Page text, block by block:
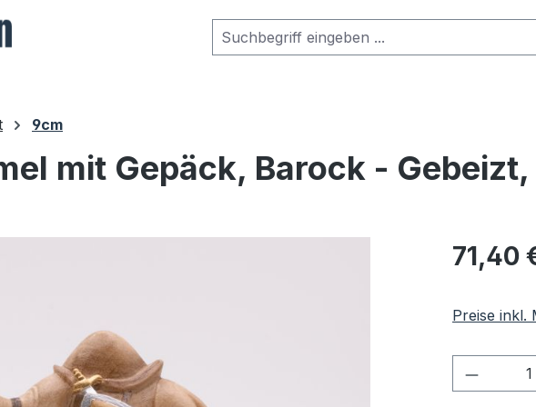
9cm
mit Gepäck, Barock -
Regulärer
71,40
Preise inkl.